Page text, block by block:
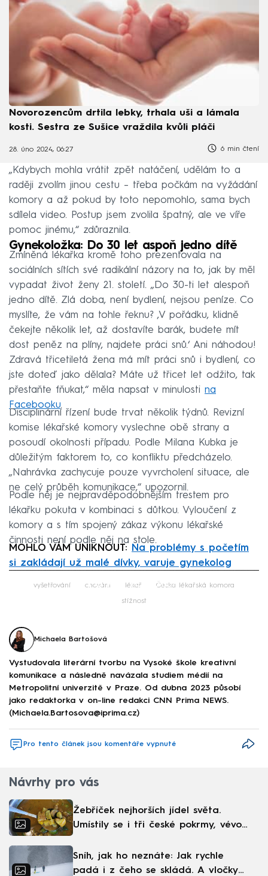
Novorozencům drtila lebky, trhala uši a lámala
kosti. Sestra ze Sušice vraždila kvůli pláči
28. úno 2024, 06:27 6 min čtení
„Kdybych mohla vrátit zpět natáčení, udělám to a
raději zvolím jinou cestu – třeba počkám na vyžádání
komory a až pokud by toto nepomohlo, sama bych
sdílela video. Postup jsem zvolila špatný, ale ve víře
pomoc jinému,“ zdůraznila.
Gynekoložka: Do 30 let aspoň jedno dítě
Zmíněná lékařka kromě toho prezentovala na
sociálních sítích své radikální názory na to, jak by měl
vypadat život ženy 21. století. „Do 30-ti let alespoň
jedno dítě. Zlá doba, není bydlení, nejsou peníze. Co
myslíte, že vám na tohle řeknu? ‚V pořádku, klidně
čekejte několik let, až dostavíte barák, budete mít
dost peněz na plíny, najdete práci snů.‘ Ani náhodou!
Zdravá třicetiletá žena má mít práci snů i bydlení, co
jste doteď jako dělala? Máte už třicet let odžito, tak
přestaňte fňukat,“ měla napsat v minulosti na
Facebooku.
Disciplinární řízení bude trvat několik týdnů. Revizní
komise lékařské komory vyslechne obě strany a
posoudí okolnosti případu. Podle Milana Kubka je
důležitým faktorem to, co konfliktu předcházelo.
„Nahrávka zachycuje pouze vyvrcholení situace, ale
ne celý průběh komunikace,“ upozornil.
Podle něj je nejpravděpodobnějším trestem pro
lékařku pokuta v kombinaci s důtkou. Vyloučení z
komory a s tím spojený zákaz výkonu lékařské
činnosti není podle něj na stole.
MOHLO VÁM UNIKNOUT:
Na problémy s početím
si zakládají už malé dívky, varuje gynekolog
Failed to fetch
vyšetřování chování lékař Česká lékařská komora
stížnost
Michaela Bartošová
Vystudovala literární tvorbu na Vysoké škole kreativní
komunikace a následně navázala studiem médií na
Metropolitní univerzitě v Praze. Od dubna 2023 působí
jako redaktorka v on-line redakci CNN Prima NEWS.
(Michaela.Bartosova@iprima.cz)
Pro tento článek jsou komentáře vypnuté
Návrhy pro vás
Žebříček nejhorších jídel světa.
Umístily se i tři české pokrmy, vévodí
Sníh, jak ho neznáte: Jak rychle
padá i z čeho se skládá. A vločky